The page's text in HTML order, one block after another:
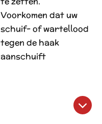
Voorkomen dat uw
schuif- of wartellood
tegen de haak
aanschuift